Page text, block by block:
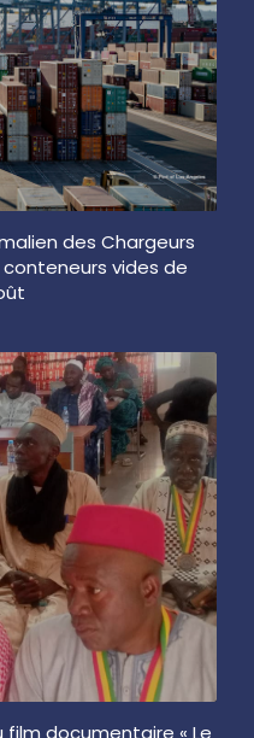
des Chargeurs
vides de